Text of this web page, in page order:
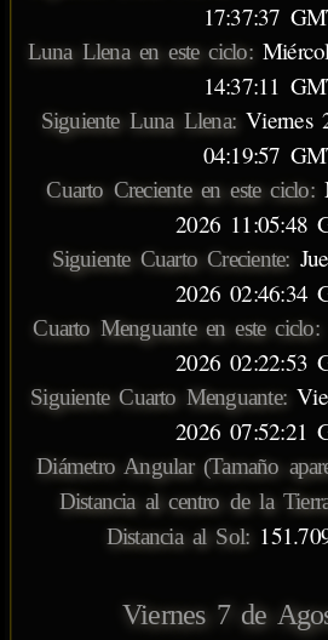
17:37:37
Luna Llena en este ciclo:
14:37:11
Siguiente Luna Llena: Viernes
04:19:57
Cuarto Creciente en este ciclo:
2026 11:05:48
Siguiente Cuarto Creciente:
2026 02:46:34
Cuarto Menguante en este ciclo:
2026 02:22:53
Siguiente Cuarto Menguante:
2026 07:52:21
Diámetro Angular (Tamaño
Distancia al centro de la
Distancia al Sol:
Viernes 7 de